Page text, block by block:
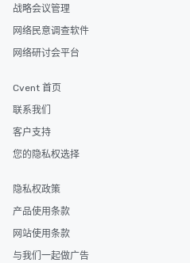
战略会议管理
网络民意调查软件
网络研讨会平台
Cvent 首页
联系我们
客户支持
您的隐私权选择
隐私权政策
产品使用条款
网站使用条款
与我们一起做广告